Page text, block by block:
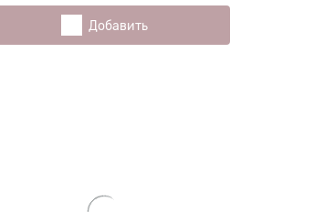
Добавить